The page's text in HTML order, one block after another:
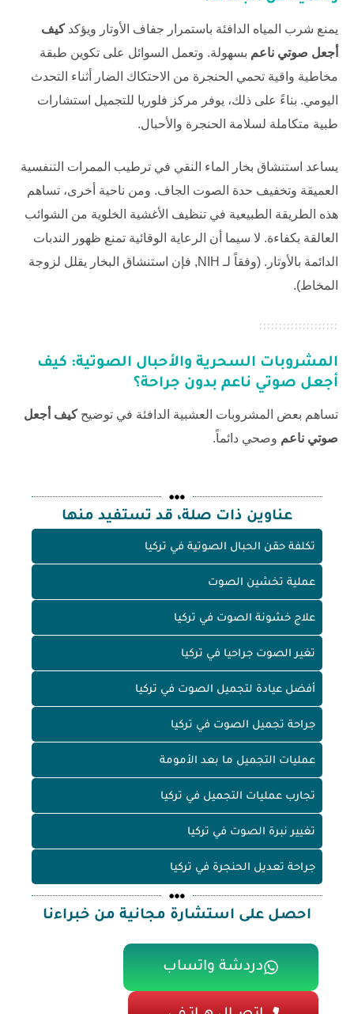
يمنع شرب المياه الدافئة باستمرار جفاف الأوتار ويؤكدكيف
أجعل صوتي ناعم بسهولة. وتعمل السوائل على تكوين طبقة
مخاطية واقية تحمي الحنجرة من الاحتكاك الضار أثناء التحدث
اليومي. بناءً على ذلك، يوفر مركز فلوريا للتجميل استشارات
طبية متكاملة لسلامة الحنجرة والأحبال.
يساعد استنشاق بخار الماء النقي في ترطيب الممرات التنفسية
العميقة وتخفيف حدة الصوت الجاف. ومن ناحية أخرى، تساهم
هذه الطريقة الطبيعية في تنظيف الأغشية الخلوية من الشوائب
العالقة بكفاءة. لا سيما أن الرعاية الوقائية تمنع ظهور الندبات
الدائمة بالأوتار. (وفقاً لـ NIH, فإن استنشاق البخار يقلل لزوجة
المخاط).
المشروبات السحرية والأحبال الصوتية: كيف
أجعل صوتي ناعم بدون جراحة؟
تساهم بعض المشروبات العشبية الدافئة في توضيحكيف أجعل
صوتي ناعم وصحي دائماً.
عناوين ذات صلة، قد تستفيد منها
تكلفة حقن الحبال الصوتية في تركيا
عملية تخشين الصوت
علاج خشونة الصوت في تركيا
تغير الصوت جراحيا في تركيا
أفضل عيادة لتجميل الصوت في تركيا
جراحة تجميل الصوت في تركيا
عمليات التجميل ما بعد الأمومة
تجارب عمليات التجميل في تركيا
تغيير نبرة الصوت في تركيا
جراحة تعديل الحنجرة في تركيا
احصل على استشارة مجانية من خبراءنا
دردشة واتساب